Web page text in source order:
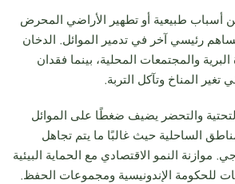
أسباب طبيعية أو تطهير الأراضي المحرض
رئيسي آخر في تدمير الموائل. الدخان
والمجتمعات المحلية، بينما فقدان
تغير المناخ وتآكل التربة.
التحتية والتحضر يضيف ضغطًا على الموائل
الساحلية حيث غالبًا ما يتم تجاهل
موازنة النمو الاقتصادي مع الحماية البيئية
للحكومة الإندونيسية ومجموعات الحفظ.